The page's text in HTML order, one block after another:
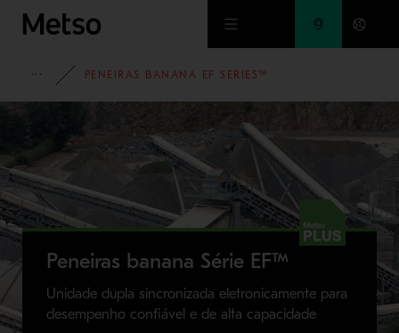
Ir para o conteúdo principal
PORTIFOLIO
PENEIRAS BANANA EF SERIES™
Peneiras banana Série EF™
Unidade dupla sincronizada eletronicamente para
desempenho confiável e de alta capacidade